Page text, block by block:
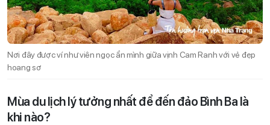
Nơi đây được ví như viên ngọc ẩn mình giữa vịnh Cam Ranh với vẻ đẹp
hoang sơ
Mùa du lịch lý tưởng nhất để đến đảo Bình Ba là
khi nào?